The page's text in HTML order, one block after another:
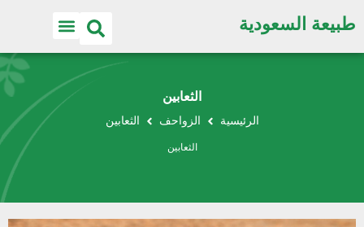
طبيعة السعودية
الثعابين
الرئيسية الزواحف الثعابين
الثعابين